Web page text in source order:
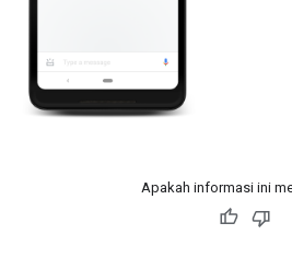
Apakah informasi ini